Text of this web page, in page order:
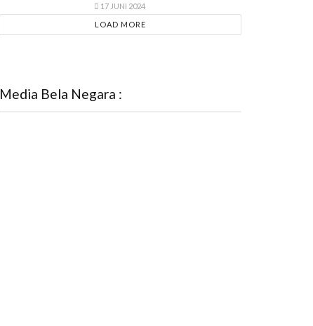
17 JUNI 2024
LOAD MORE
Media Bela Negara :